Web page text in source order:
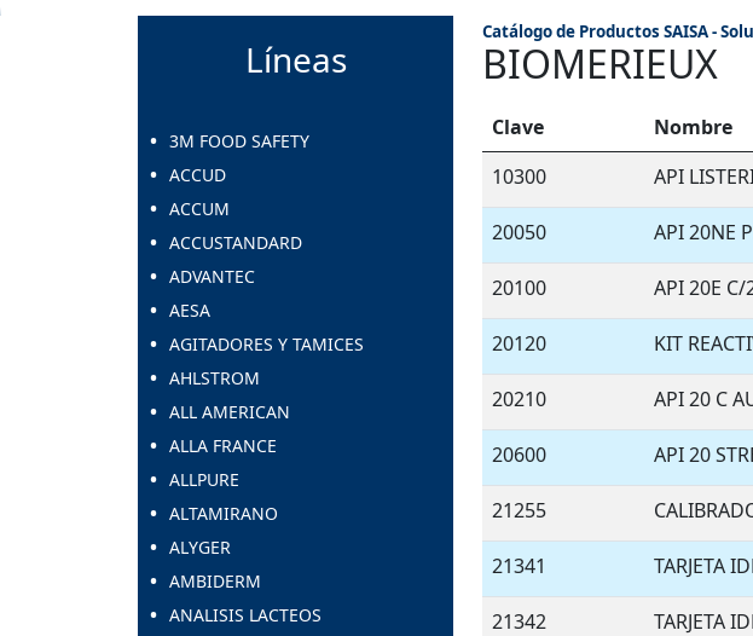
Líneas
3M FOOD SAFETY
ACCUD
ACCUM
ACCUSTANDARD
ADVANTEC
AESA
AGITADORES Y TAMICES
AHLSTROM
ALL AMERICAN
ALLA FRANCE
ALLPURE
ALTAMIRANO
ALYGER
AMBIDERM
ANALISIS LACTEOS
Catálogo de Productos SAISA -
BIOMERIEUX
Clave Nombre
10300
API
20050 API 20NE
20100 API 20E C/
20120 KIT
20210 API 20 C
20600 API 20
21255
21341 TARJETA
21342 TARJETA